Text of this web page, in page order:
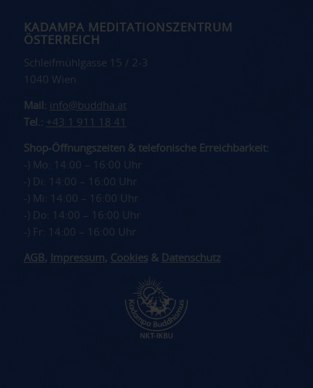
KADAMPA MEDITATIONSZENTRUM
ÖSTERREICH
Schleifmühlgasse 15 / 2-3
1040 Wien
Mail: info@buddha.at
Tel.: +43 1 911 18 41
Shop-Öffnungszeiten & telefonische Erreichbarkeit:
-) Mo: 14:00 – 16:00 Uhr
-) Di: 14:00 – 16:00 Uhr
-) Mi: 14:00 – 16:00 Uhr
-) Do: 14:00 – 16:00 Uhr
-) Fr: 14:00 – 16:00 Uhr
AGB , Impressum, Cookies& Datenschutz